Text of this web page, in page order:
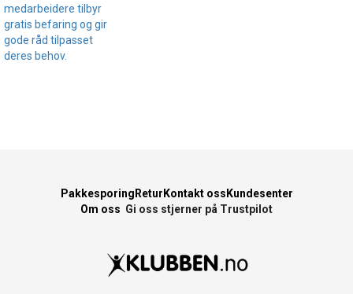
medarbeidere tilbyr
gratis befaring og gir
gode råd tilpasset
deres behov.
Pakkesporing Retur Kontakt oss Kundesenter
Om oss Gi oss stjerner på Trustpilot